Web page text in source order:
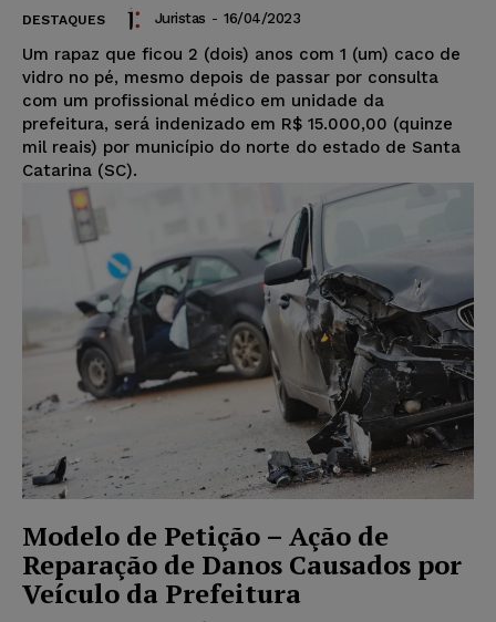
DESTAQUES Juristas - 16/04/2023
Um rapaz que ficou 2 (dois) anos com 1 (um) caco de
vidro no pé, mesmo depois de passar por consulta
com um profissional médico em unidade da
prefeitura, será indenizado em R$ 15.000,00 (quinze
mil reais) por município do norte do estado de Santa
Catarina (SC).
Modelo de Petição – Ação de
Reparação de Danos Causados por
Veículo da Prefeitura